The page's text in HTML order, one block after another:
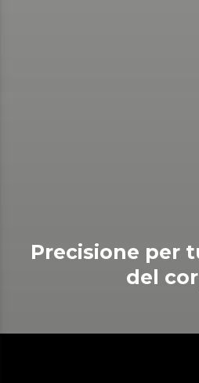
Precisione per
del